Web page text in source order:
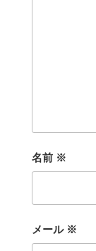
名前 ※
メール ※